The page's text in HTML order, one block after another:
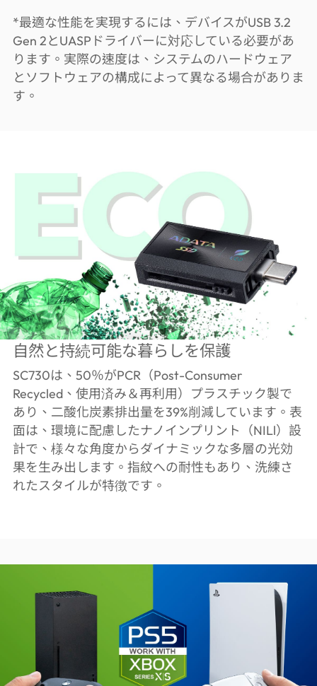
*最適な性能を実現するには、デバイスがUSB 3.2
Gen 2とUASPドライバーに対応している必要があ
ります。実際の速度は、システムのハードウェア
とソフトウェアの構成によって異なる場合がありま
す。
自然と持続可能な暮らしを保護
SC730は、50％がPCR（Post-Consumer
Recycled、使用済み＆再利用）プラスチック製で
あり、二酸化炭素排出量を39%削減しています。表
面は、環境に配慮したナノインプリント（NILl）設
計で、様々な角度からダイナミックな多層の光効
果を生み出します。指紋への耐性もあり、洗練さ
れたスタイルが特徴です。